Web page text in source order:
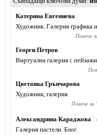
Катерина Евгениева
Художник. Галерия графика
Повече
Георги Петров
Виртуална галерия с
Цветанка Грънчарова
Художник, галерия.
Повече за
Александрина Караджова
Галерия пастели. Блог.